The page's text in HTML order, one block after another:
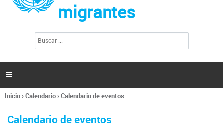
migrantes
l
s

Se
usted
Inicio›Calendario›Calendario de eventos
Calendario de eventos